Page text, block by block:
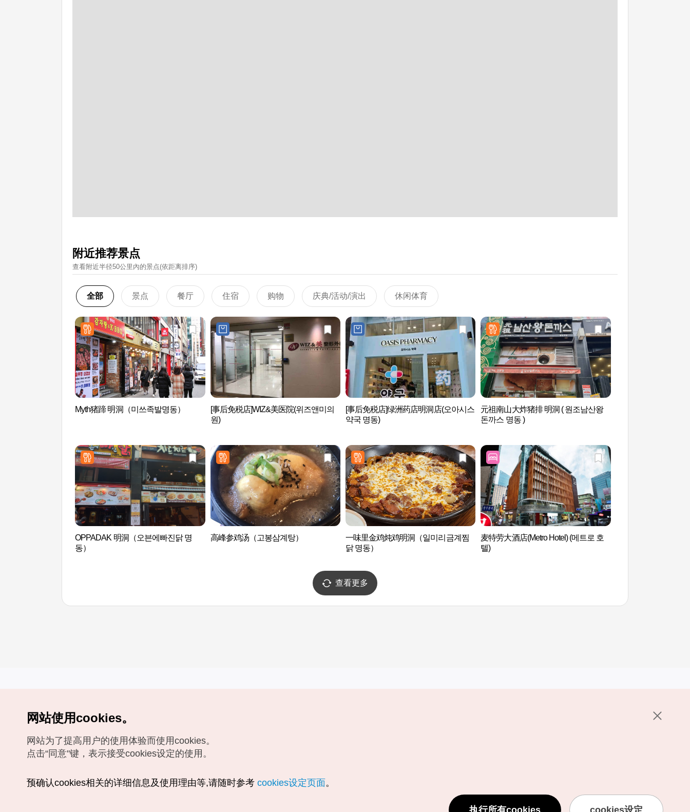
附近推荐景点
查看附近半径50公里內的景点(依距离排序)
全部 景点 餐厅 住宿 购物 庆典/活动/演出 休闲体育
Myth猪蹄 明洞（미쓰족발명동）
[事后免税店]WIZ&美医院(위즈앤미의
원)
[事后免税店]绿洲药店明洞店(오아시스
약국 명동)
元祖南山大炸猪排 明洞 ( 원조남산왕
돈까스 명동 )
OPPADAK 明洞（오븐에빠진닭 명
동）
高峰参鸡汤（고봉삼계탕）
一味里金鸡炖鸡明洞（일미리금계찜
닭 명동）
麦特劳大酒店(Metro Hotel) (메트로 호
텔)
查看更多
数字图书 / 电子书
定位服务使用条款
个人位置信息处理方针
如有相关疑问或建议，欢迎来信。VISITKOREA官方邮箱
chnsim@knto.or.kr
网站使用cookies。
网站为了提高用户的使用体验而使用cookies。
点击“同意"键，表示接受cookies设定的使用。
预确认cookies相关的详细信息及使用理由等,请随时参考 cookies设定页面。
执行所有cookies cookies设定